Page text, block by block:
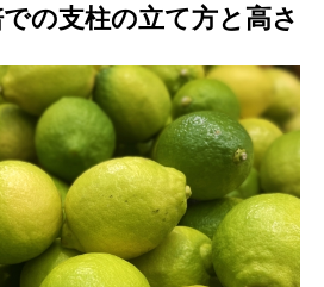
の支柱の立て方と高さ